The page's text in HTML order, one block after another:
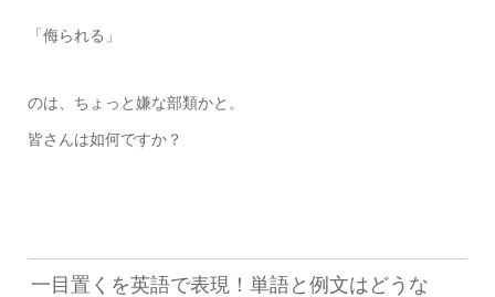
「侮られる」
のは、ちょっと嫌な部類かと。
皆さんは如何ですか？
一目置くを英語で表現！単語と例文はどうな